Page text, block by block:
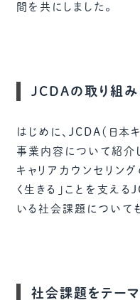
間を共にしました。
JCDAの取り組
はじめに、JCDA（日本
事業内容について紹介
キャリアカウンセリン
く生きる」ことを支え
いる社会課題について
社会課題をテー